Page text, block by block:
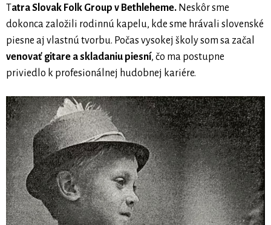
atra Slovak Folk Group v Bethleheme. Neskôr sme
dokonca založili rodinnú kapelu, kde sme hrávali slovenské
piesne aj vlastnú tvorbu. Počas vysokej školy som sa začal
venovať gitare a skladaniu piesní, čo ma postupne
priviedlo k profesionálnej hudobnej kariére.